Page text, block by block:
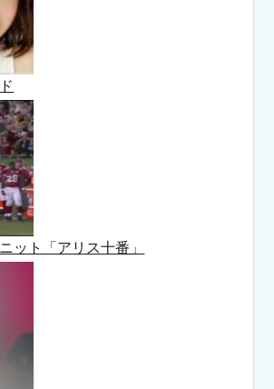
ット「アリス十番」